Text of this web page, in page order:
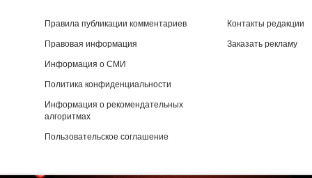
Правила публикации комментариев
Правовая информация
Информация о СМИ
Политика конфиденциальности
Информация о рекомендательных
алгоритмах
Пользовательское соглашение
Контакты редакции
Заказать рекламу